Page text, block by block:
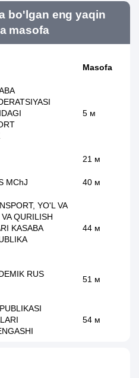
bo'lgan eng yaqin
masofa
Masofa
5 м
21 м
MChJ 40 м
YO'L VA
QURILISH
KASABA
44 м
RUS
51 м
54 м
OMMAVIY